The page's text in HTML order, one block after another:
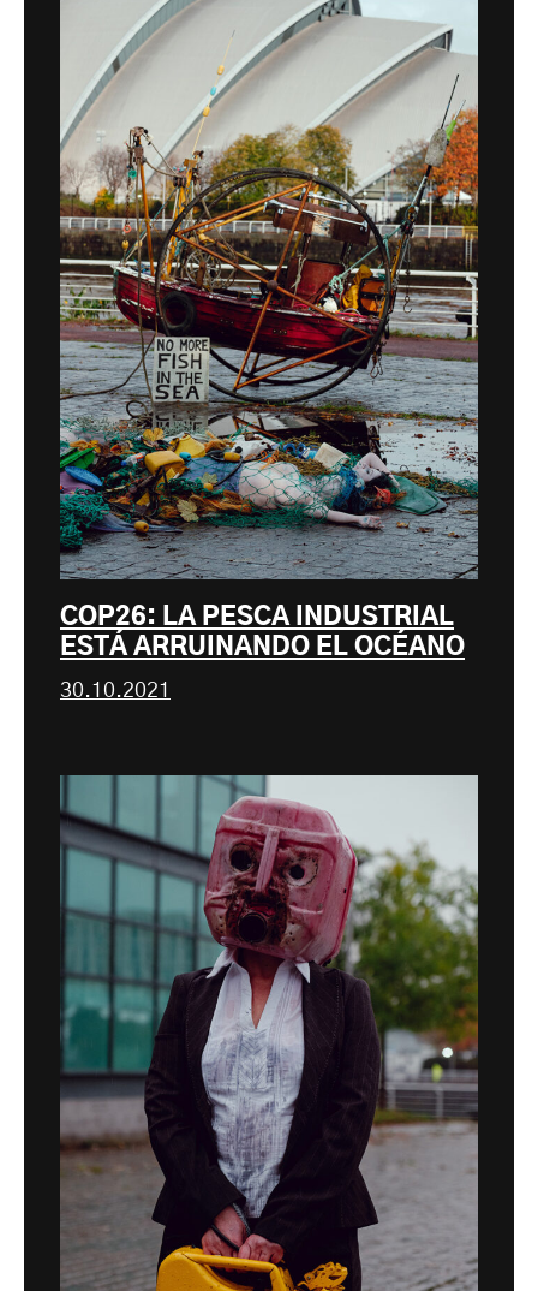
COP26: LA PESCA INDUSTRIAL
ESTÁ ARRUINANDO EL OCÉANO
30.10.2021